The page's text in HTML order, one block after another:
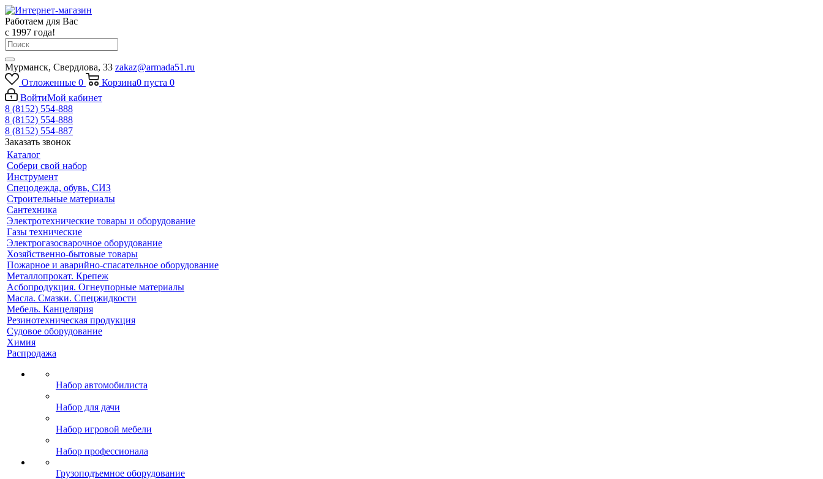
Работаем для Вас
с 1997 года!
Мурманск, Свердлова, 33 zakaz@armada51.ru
Отложенные 0 Корзина0 пуста 0
ВойтиМой кабинет
8 (8152) 554-888
8 (8152) 554-888
8 (8152) 554-887
Заказать звонок
Каталог
Собери свой набор
Инструмент
Спецодежда, обувь, СИЗ
Строительные материалы
Сантехника
Электротехнические товары и оборудование
Газы технические
Электрогазосварочное оборудование
Хозяйственно-бытовые товары
Пожарное и аварийно-спасательное оборудование
Металлопрокат. Крепеж
Асбопродукция. Огнеупорные материалы
Масла. Смазки. Спецжидкости
Мебель. Канцелярия
Резинотехническая продукция
Судовое оборудование
Химия
Распродажа
Набор автомобилиста
Набор для дачи
Набор игровой мебели
Набор профессионала
Грузоподъемное оборудование